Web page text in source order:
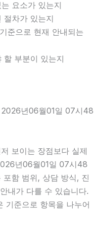
요소가 있는지
절차가 있는지
준으로 현재 안내되는
할 부분이 있는지
2026년06월01일 07시48
보이는 장점보다 실제
년06월01일 07시48
함 범위, 상담 방식, 진
내가 다를 수 있습니다.
기준으로 항목을 나누어